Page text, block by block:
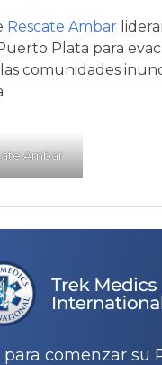
Rescate Ambar
Plata para
comunidades
Ambar
para comenzar su